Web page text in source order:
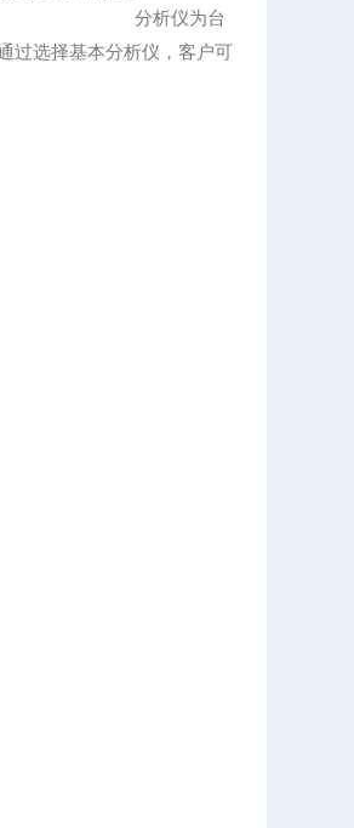
分析仪为台
过选择基本分析仪，客户可